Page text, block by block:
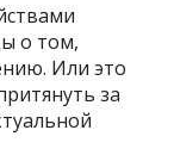
о том,
Или это
за